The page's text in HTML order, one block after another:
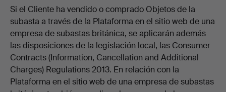
Si el Cliente ha vendido o comprado Objetos de la
subasta a través de la Plataforma en el sitio web de una
empresa de subastas británica, se aplicarán además
las disposiciones de la legislación local, las Consumer
Contracts (Information, Cancellation and Additional
Charges) Regulations 2013. En relación con la
Plataforma en el sitio web de una empresa de subastas